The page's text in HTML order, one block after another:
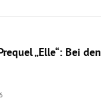
„Elle“: Bei den